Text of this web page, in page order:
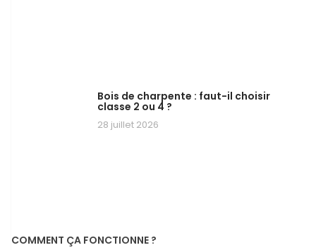
Bois de charpente : faut-il choisir
classe 2 ou 4 ?
28 juillet 2026
COMMENT ÇA FONCTIONNE ?